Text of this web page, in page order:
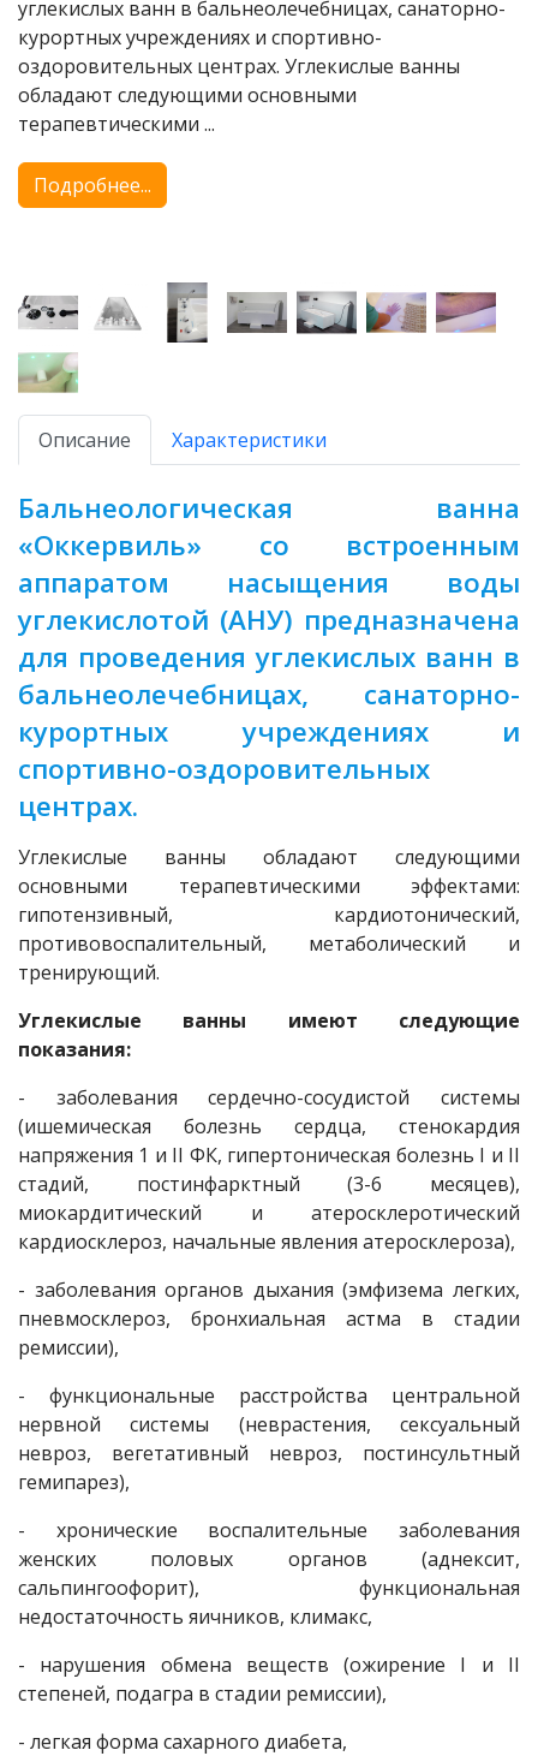
углекислых ванн в бальнеолечебницах, санаторно-
курортных учреждениях и спортивно-
оздоровительных центрах. Углекислые ванны
обладают следующими основными
терапевтическими ...
Подробнее...
Описание Характеристики
Бальнеологическая ванна
«Оккервиль» со встроенным
аппаратом насыщения воды
углекислотой (АНУ) предназначена
для проведения углекислых ванн в
бальнеолечебницах, санаторно-
курортных учреждениях и
спортивно-оздоровительных
центрах.
Углекислые ванны обладают следующими
основными терапевтическими эффектами:
гипотензивный, кардиотонический,
противовоспалительный, метаболический и
тренирующий.
Углекислые ванны имеют следующие
показания:
- заболевания сердечно-сосудистой системы
(ишемическая болезнь сердца, стенокардия
напряжения 1 и II ФК, гипертоническая болезнь I и II
стадий, постинфарктный (3-6 месяцев),
миокардитический и атеросклеротический
кардиосклероз, начальные явления атеросклероза),
- заболевания органов дыхания (эмфизема легких,
пневмосклероз, бронхиальная астма в стадии
ремиссии),
- функциональные расстройства центральной
нервной системы (неврастения, сексуальный
невроз, вегетативный невроз, постинсультный
гемипарез),
- хронические воспалительные заболевания
женских половых органов (аднексит,
сальпингоофорит), функциональная
недостаточность яичников, климакс,
- нарушения обмена веществ (ожирение I и II
степеней, подагра в стадии ремиссии),
- легкая форма сахарного диабета,